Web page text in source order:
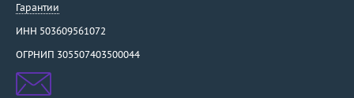
Гарантии
ИНН 503609561072
ОГРНИП 305507403500044